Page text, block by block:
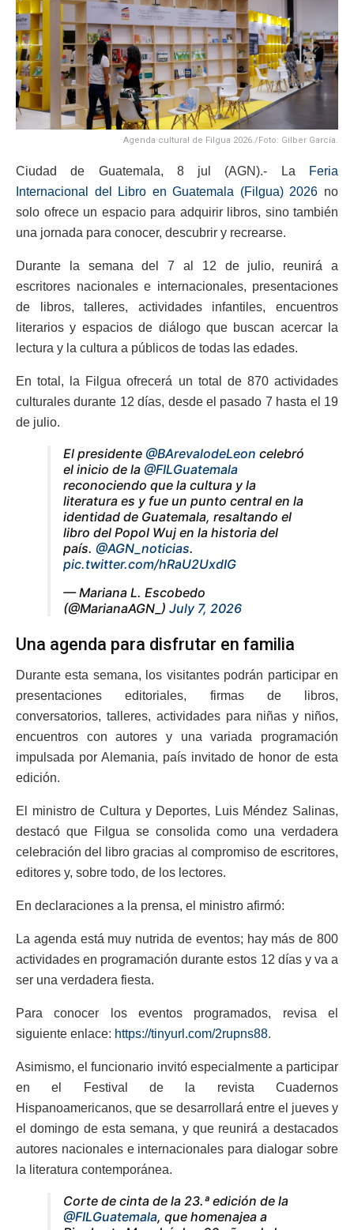
Agenda cultural de Filgua 2026./Foto: Gilber García.
Ciudad de Guatemala, 8 jul (AGN).- La
Feria
Internacional del Libro en Guatemala (Filgua) 2026 no
solo ofrece un espacio para adquirir libros, sino también
una jornada para conocer, descubrir y recrearse.
Durante la semana del 7 al 12 de julio, reunirá a
escritores nacionales e internacionales, presentaciones
de libros, talleres, actividades infantiles, encuentros
literarios y espacios de diálogo que buscan acercar la
lectura y la cultura a públicos de todas las edades.
En total, la Filgua ofrecerá un total de 870 actividades
culturales durante 12 días, desde el pasado 7 hasta el 19
de julio.
El presidente @BArevalodeLeon celebró
el inicio de la @FILGuatemala
reconociendo que la cultura y la
literatura es y fue un punto central en la
identidad de Guatemala, resaltando el
libro del Popol Wuj en la historia del
país. @AGN_noticias.
pic.twitter.com/hRaU2UxdIG
— Mariana L. Escobedo
(@MarianaAGN_) July 7, 2026
Una agenda para disfrutar en familia
Durante esta semana, los visitantes podrán participar en
presentaciones editoriales, firmas de libros,
conversatorios, talleres, actividades para niñas y niños,
encuentros con autores y una variada programación
impulsada por Alemania, país invitado de honor de esta
edición.
El ministro de Cultura y Deportes, Luis Méndez Salinas,
destacó que Filgua se consolida como una verdadera
celebración del libro gracias al compromiso de escritores,
editores y, sobre todo, de los lectores.
En declaraciones a la prensa, el ministro afirmó:
La agenda está muy nutrida de eventos; hay más de 800
actividades en programación durante estos 12 días y va a
ser una verdadera fiesta.
Para conocer los eventos programados, revisa el
siguiente enlace: https://tinyurl.com/2rupns88.
Asimismo, el funcionario invitó especialmente a participar
en el Festival de la revista Cuadernos
Hispanoamericanos, que se desarrollará entre el jueves y
el domingo de esta semana, y que reunirá a destacados
autores nacionales e internacionales para dialogar sobre
la literatura contemporánea.
Corte de cinta de la 23.ª edición de la
@FILGuatemala, que homenajea a